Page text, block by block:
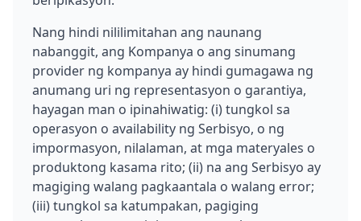
Nang hindi nililimitahan ang naunang
nabanggit, ang Kompanya o ang sinumang
provider ng kompanya ay hindi gumagawa ng
anumang uri ng representasyon o garantiya,
hayagan man o ipinahiwatig: (i) tungkol sa
operasyon o availability ng Serbisyo, o ng
impormasyon, nilalaman, at mga materyales o
produktong kasama rito; (ii) na ang Serbisyo ay
magiging walang pagkaantala o walang error;
(iii) tungkol sa katumpakan, pagiging